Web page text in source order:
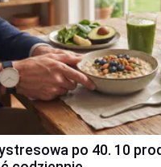
po 40. 10